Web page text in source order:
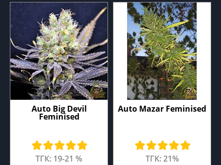
Auto Big Devil
Feminised
ТГК: 19-21 %
Auto Mazar Feminised
ТГК: 21%